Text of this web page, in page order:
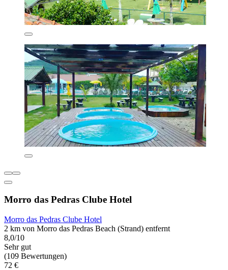
Morro das Pedras Clube Hotel
Morro das Pedras Clube Hotel
2 km von Morro das Pedras Beach (Strand) entfernt
8,0/10
Sehr gut
(109 Bewertungen)
72 €